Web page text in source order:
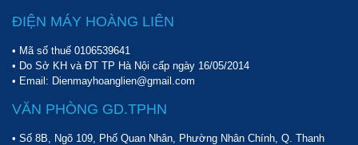
ĐIỆN MÁY HOÀNG LIÊN
• Mã số thuế 0106539641
• Do Sở KH và ĐT TP Hà Nội cấp ngày 16/05/2014
• Email: Dienmayhoanglien@gmail.com
VĂN PHÒNG GD.TPHN
• Số 8B, Ngõ 109, Phố Quan Nhân, Phường Nhân Chính, Q. Thanh